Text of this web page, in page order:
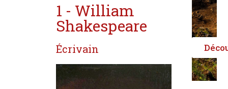
1 - William
Shakespeare
Écrivain